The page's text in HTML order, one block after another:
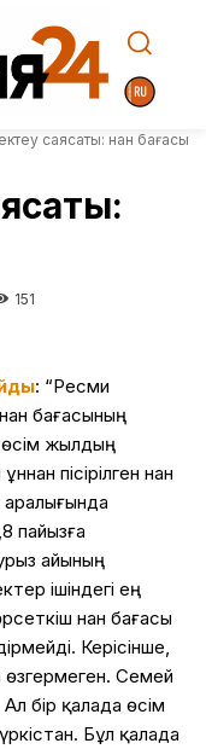
саясаты: нан бағасы
151
: “Ресми
бағасының
өсім жылдың
пісірілген нан
пайызға
айының
ішіндегі ең
нан бағасы
Керісінше,
өзгермеген. Семей
бір қалада өсім
Бұл қалада